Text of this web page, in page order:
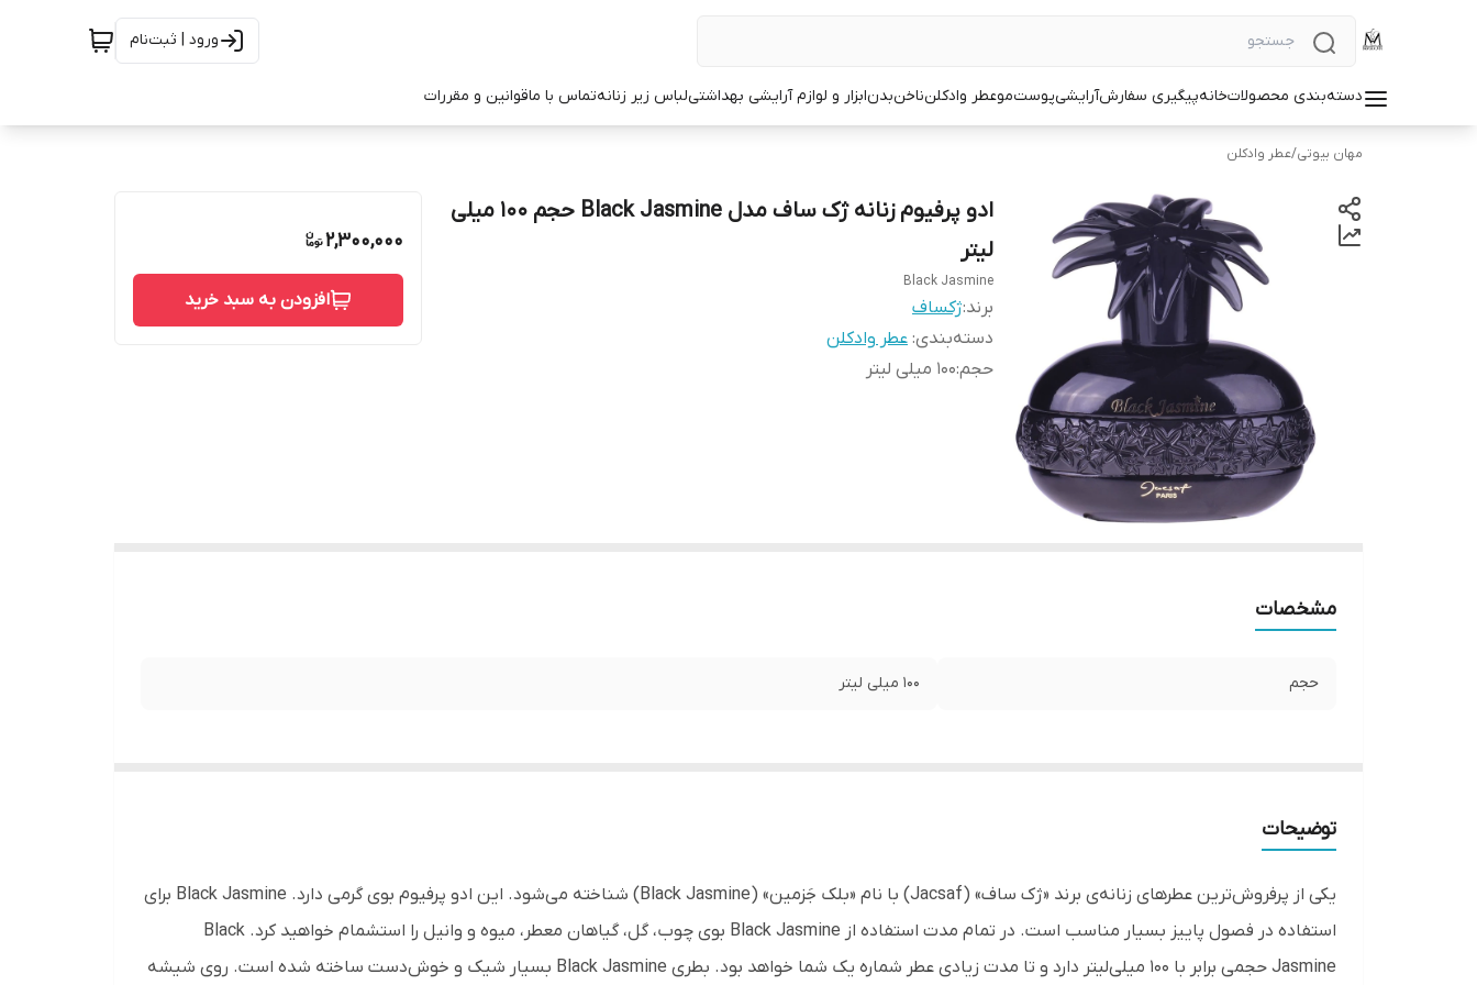
ورود | ثبت‌نام
دسته‌بندی محصولاتخانهپیگیری سفارشآرایشیپوستموعطر وادکلنناخنبدنابزار و لوازم آرایشی بهداشتیلباس زیر زنانهتماس با ماقوانین و مقررات
مهان بیوتی/عطر وادکلن
ادو پرفیوم زنانه ژک ساف مدل Black Jasmine حجم 100 میلی
لیتر
Black Jasmine
برند:ژکساف
دسته‌بندی: عطر وادکلن
حجم:100 میلی لیتر
2,300,000
افزودن به سبد خرید
مشخصات
حجم 100 میلی لیتر
توضیحات
یکی از پرفروش‌ترین عطرهای زنانه‌ی برند «ژک ساف» (Jacsaf) با نام «بلک جَزمین» (Black Jasmine) شناخته می‌شود. این ادو پرفیوم بوی گرمی دارد. Black Jasmine برای
استفاده در فصول پاییز بسیار مناسب است. در تمام مدت استفاده از Black Jasmine بوی چوب، گل، گیاهان معطر، میوه و وانیل را استشمام خواهید کرد. Black
Jasmine حجمی برابر با 100 میلی‌لیتر دارد و تا مدت زیادی عطر شماره یک شما خواهد بود. بطری Black Jasmine بسیار شیک و خوش‌دست ساخته شده است. روی شیشه